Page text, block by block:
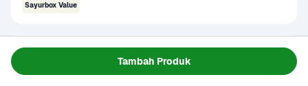
Tambah Produk
Sayurbox Value